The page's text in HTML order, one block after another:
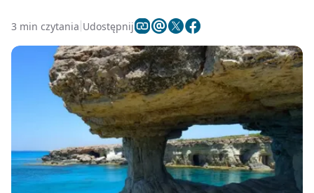
3 min czytania Udostępnij